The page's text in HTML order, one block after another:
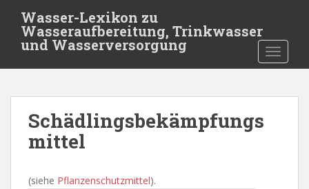
t
Wasser-Lexikon zu
Wasseraufbereitung, Trinkwasser
und Wasserversorgung
Schädlingsbekämpfungs
mittel
(siehe Pflanzenschutzmittel).